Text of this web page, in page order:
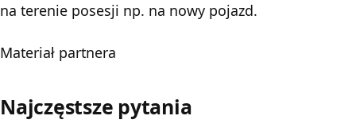
na terenie posesji np. na nowy pojazd.
Materiał partnera
Najczęstsze pytania